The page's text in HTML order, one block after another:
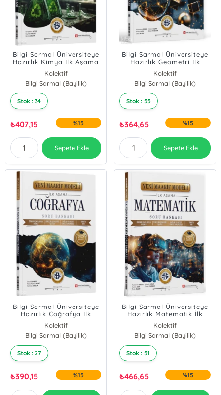
Bilgi Sarmal Üniversiteye
Hazırlık Kimya İlk Aşama
Maarif Model Soru
Bankası
Kolektif
Bilgi Sarmal (Bayilik)
Stok : 34
₺407,15 %15
Sepete Ekle
Bilgi Sarmal Üniversiteye
Hazırlık Geometri İlk
Aşama Maarif Model Soru
Bankası
Kolektif
Bilgi Sarmal (Bayilik)
Stok : 55
₺364,65 %15
Sepete Ekle
Bilgi Sarmal Üniversiteye
Hazırlık Coğrafya İlk
Aşama Maarif Model Soru
Bankası
Kolektif
Bilgi Sarmal (Bayilik)
Stok : 27
₺390,15 %15
Bilgi Sarmal Üniversiteye
Hazırlık Matematik İlk
Aşama Maarif Model Soru
Bankası
Kolektif
Bilgi Sarmal (Bayilik)
Stok : 51
₺466,65 %15